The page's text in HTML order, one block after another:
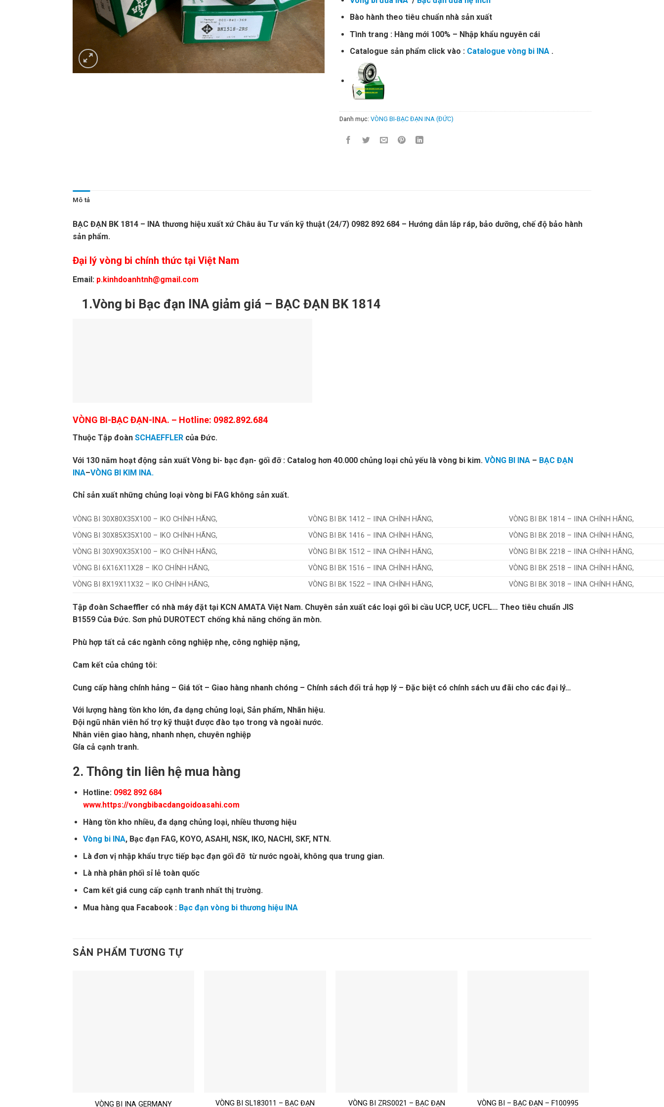
Bào hành theo tiêu chuẩn nhà sản xuất
Tình trang : Hàng mới 100% – Nhập khẩu nguyên cái
Catalogue sản phẩm click vào : Catalogue vòng bi INA.
Danh mục: VÒNG BI-BẠC ĐẠN INA (ĐỨC)
Mô tả
BẠC ĐẠN BK 1814 – INA thương hiệu xuất xứ Châu âu Tư vấn kỹ thuật (24/7) 0982 892 684 – Hướng dẫn lắp ráp, bảo dưỡng, chế độ bảo hành
sản phẩm.
Đại lý vòng bi chính thức tại Việt Nam
Email: p.kinhdoanhtnh@gmail.com
1.Vòng bi Bạc đạn INA giảm giá – BẠC ĐẠN BK 1814
VÒNG BI-BẠC ĐẠN-INA. – Hotline: 0982.892.684
Thuộc Tập đoàn SCHAEFFLER của Đức.
Với 130 năm hoạt động sản xuất Vòng bi- bạc đạn- gối đỡ : Catalog hơn 40.000 chủng loại chủ yếu là vòng bi kim. VÒNG BI INA – BẠC ĐẠN
INA–VÒNG BI KIM INA.
Chỉ sản xuất những chủng loại vòng bi FAG không sản xuất.
VÒNG BI 30X80X35X100 – IKO CHÍNH HÃNG, VÒNG BI BK 1412 – IINA CHÍNH HÃNG,
VÒNG BI BK 1814 – IINA CHÍNH HÃNG,
VÒNG BI 30X85X35X100 – IKO CHÍNH HÃNG,
VÒNG BI BK 1416 – IINA CHÍNH HÃNG,
VÒNG BI BK 2018 – IINA CHÍNH HÃNG,
VÒNG BI 30X90X35X100 – IKO CHÍNH HÃNG,
VÒNG BI BK 1512 – IINA CHÍNH HÃNG,
VÒNG BI BK 2218 – IINA CHÍNH HÃNG,
VÒNG BI 6X16X11X28 – IKO CHÍNH HÃNG,
VÒNG BI BK 1516 – IINA CHÍNH HÃNG,
VÒNG BI BK 2518 – IINA CHÍNH HÃNG,
VÒNG BI 8X19X11X32 – IKO CHÍNH HÃNG,
VÒNG BI BK 1522 – IINA CHÍNH HÃNG, VÒNG BI BK 3018 – IINA CHÍNH HÃNG,
Tập đoàn Schaeffler có nhà máy đặt tại KCN AMATA Việt Nam. Chuyên sản xuất các loại gối bi cầu UCP, UCF, UCFL… Theo tiêu chuẩn JIS
B1559 Của Đức. Sơn phủ DUROTECT chống khả năng chống ăn mòn.
Phù hợp tất cả các ngành công nghiệp nhẹ, công nghiệp nặng,
Cam kết của chúng tôi:
Cung cấp hàng chính hảng – Giá tốt – Giao hàng nhanh chóng – Chính sách đổi trả hợp lý – Đặc biệt có chính sách ưu đãi cho các đại lý…
Với lượng hàng tồn kho lớn, đa dạng chủng loại, Sản phẩm, Nhãn hiệu.
Đội ngũ nhân viên hổ trợ kỹ thuật được đào tạo trong và ngoài nước.
Nhân viên giao hàng, nhanh nhẹn, chuyên nghiệp
Gía cả cạnh tranh.
2. Thông tin liên hệ mua hàng
Hotline: 0982 892 684
www.https://vongbibacdangoidoasahi.com
Hàng tồn kho nhiều, đa dạng chủng loại, nhiều thương hiệu
Vòng bi INA, Bạc đạn FAG, KOYO, ASAHI, NSK, IKO, NACHI, SKF, NTN.
Là đơn vị nhập khẩu trực tiếp bạc đạn gối đỡ từ nước ngoài, không qua trung gian.
Là nhà phân phối sỉ lẻ toàn quốc
Cam kết giá cung cấp cạnh tranh nhất thị trường.
Mua hàng qua Facabook : Bạc đạn vòng bi thương hiệu INA
SẢN PHẨM TƯƠNG TỰ
VÒNG BI INA GERMANY VÒNG BI SL183011 – BẠC ĐẠN VÒNG BI ZRS0021 – BẠC ĐẠN VÒNG BI – BẠC ĐẠN – F100995